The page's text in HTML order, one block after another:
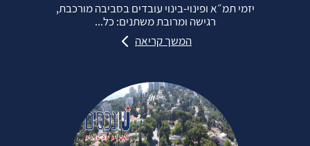
יזמי תמ״א ופינוי‑בינוי עובדים בסביבה מורכבת,
רגישה ומרובת משתנים: כל...
המשך קריאה